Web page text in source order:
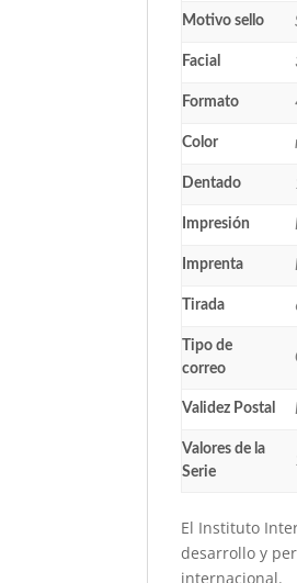
Motivo sello
Facial
Formato
Color
Dentado
Impresión
Imprenta
Tirada
Tipo de
correo
Validez Postal
Valores de la
Serie
El Instituto
desarrollo y
internacional.